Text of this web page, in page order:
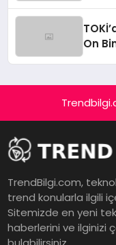
On
TrendBilgi.com,
trend konularla ilgili
Sitemizde en yeni
haberlerini ve ilginizi